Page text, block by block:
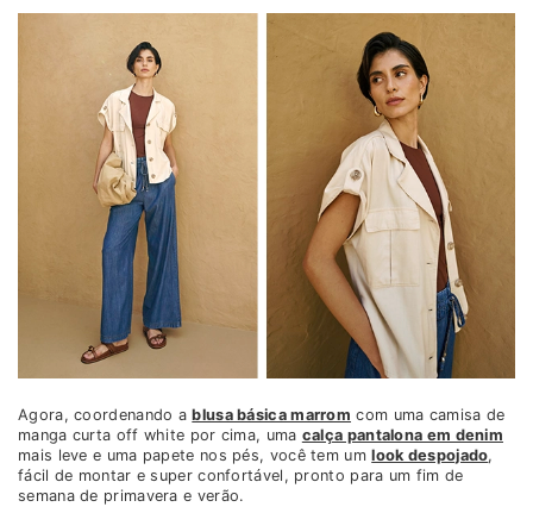
Agora, coordenando ablusa básica marrom com uma camisa de
manga curta off white por cima, uma calça pantalona em denim
mais leve e uma papete nos pés, você tem umlook despojado,
fácil de montar e super confortável, pronto para um fim de
semana de primavera e verão.